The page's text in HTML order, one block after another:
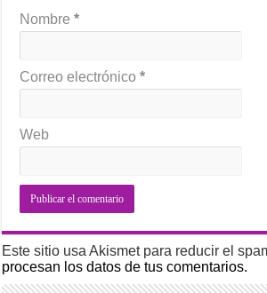
Nombre*
Correo electrónico*
Web
Este sitio usa Akismet para reducir el
procesan los datos de tus comentarios.